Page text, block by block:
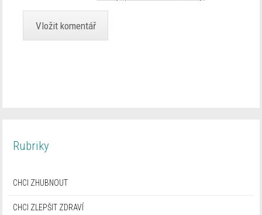
Rubriky
CHCI ZHUBNOUT
CHCI ZLEPŠIT ZDRAVÍ